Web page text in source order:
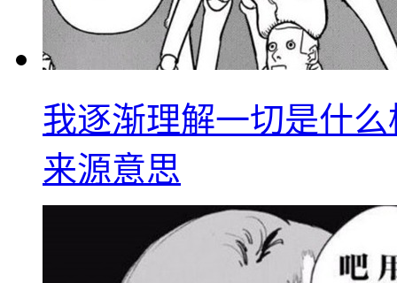
我逐渐理解一切是什
来源意思